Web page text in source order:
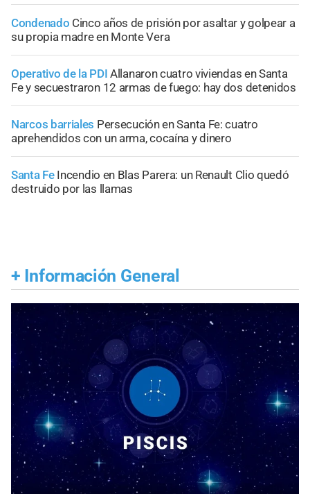
Condenado Cinco años de prisión por asaltar y golpear a
su propia madre en Monte Vera
Operativo de la PDI Allanaron cuatro viviendas en Santa
Fe y secuestraron 12 armas de fuego: hay dos detenidos
Narcos barriales Persecución en Santa Fe: cuatro
aprehendidos con un arma, cocaína y dinero
Santa Fe Incendio en Blas Parera: un Renault Clio quedó
destruido por las llamas
+ Información General